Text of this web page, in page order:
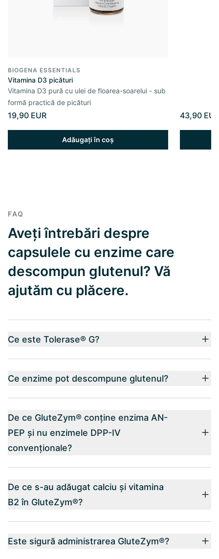
BIOGENA ESSENTIALS
Vitamina D3 picături
Vitamina D3 pură cu ulei de floarea-soarelui - sub
formă practică de picături
19,90 EUR
Adăugați în coș
43,90 EUR
FAQ
Aveți întrebări despre
capsulele cu enzime care
descompun glutenul? Vă
ajutăm cu plăcere.
Ce este Tolerase® G?
Ce enzime pot descompune glutenul?
De ce GluteZym® conține enzima AN-
PEP și nu enzimele DPP-IV
convenționale?
De ce s-au adăugat calciu și vitamina
B2 în GluteZym®?
Este sigură administrarea GluteZym®?